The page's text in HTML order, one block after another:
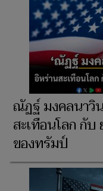
ณัฏฐ์ มงคลนาวิ
สะเทือนโลก กั
ของทรัมป์